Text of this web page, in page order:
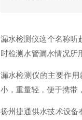
漏水检测仪这个名称听
时检测水管漏水情况所
漏水检测仪的主要作
小，重量轻，便于携带
扬州捷通供水技术设